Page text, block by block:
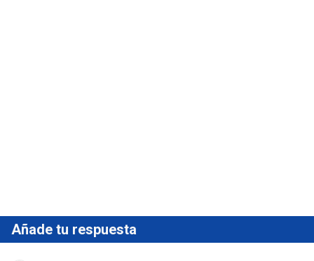
Añade tu respuesta